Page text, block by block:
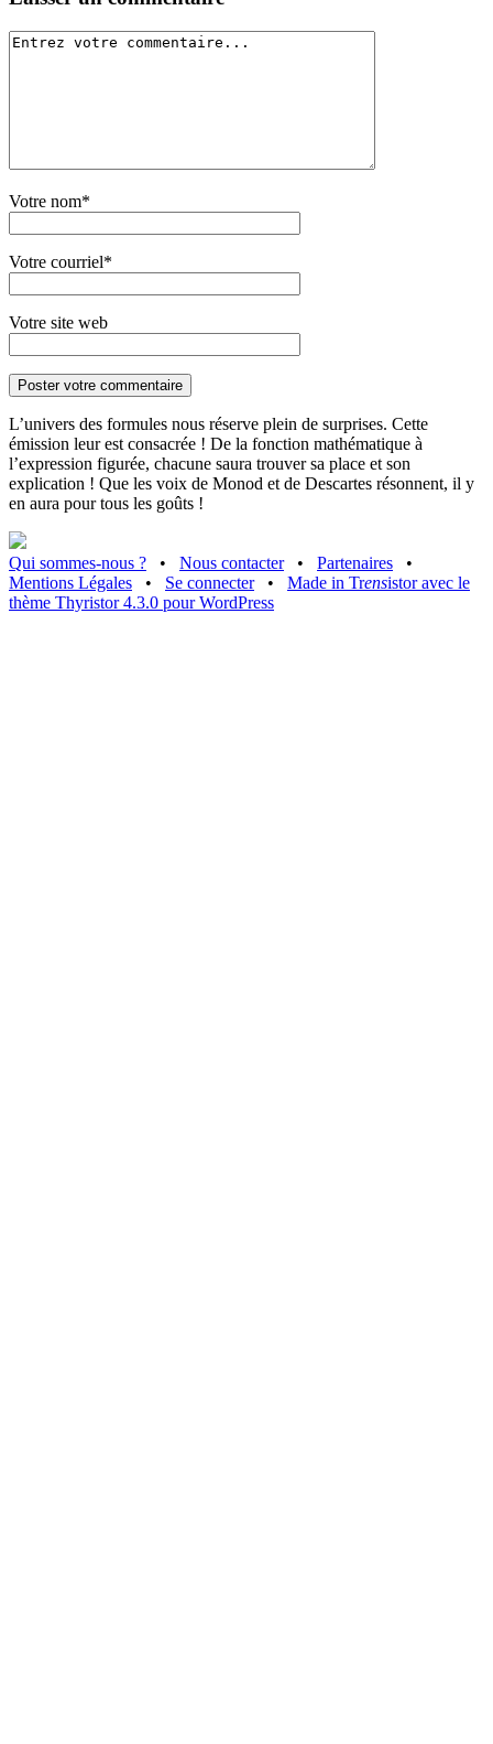
Votre nom*
Votre courriel*
Votre site web
L’univers des formules nous réserve plein de surprises. Cette
émission leur est consacrée ! De la fonction mathématique à
l’expression figurée, chacune saura trouver sa place et son
explication ! Que les voix de Monod et de Descartes résonnent, il y
en aura pour tous les goûts !
Qui sommes-nous ? • Nous contacter • Partenaires
•
Mentions Légales
• Se connecter • Made in Trensistor avec le
thème Thyristor 4.3.0 pour WordPress